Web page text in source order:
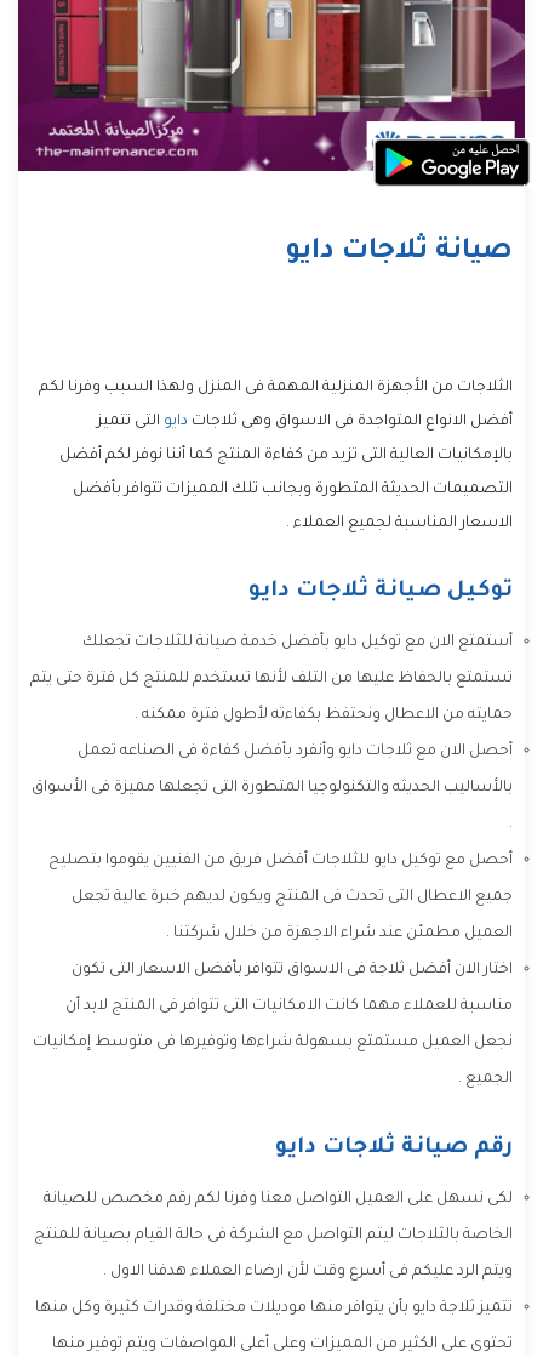
صيانة ثلاجات دايو
الثلاجات من الأجهزة المنزلية المهمة فى المنزل ولهذا السبب وفرنا لكم
أفضل الانواع المتواجدة فى الاسواق وهى ثلاجات دايو التى تتميز
بالإمكانيات العالية التى تزيد من كفاءة المنتج كما أننا نوفر لكم أفضل
التصميمات الحديثة المتطورة وبجانب تلك المميزات تتوافر بأفضل
الاسعار المناسبة لجميع العملاء .
توكيل صيانة ثلاجات دايو
أستمتع الان مع توكيل دايو بأفضل خدمة صيانة للثلاجات تجعلك
تستمتع بالحفاظ عليها من التلف لأنها تستخدم للمنتج كل فترة حتى يتم
حمايته من الاعطال ونحتفظ بكفاءته لأطول فترة ممكنه .
أحصل الان مع ثلاجات دايو وأنفرد بأفضل كفاءة فى الصناعه تعمل
بالأساليب الحديثه والتكنولوجيا المتطورة التى تجعلها مميزة فى الأسواق
.
أحصل مع توكيل دايو للثلاجات أفضل فريق من الفنيين يقوموا بتصليح
جميع الاعطال التى تحدث فى المنتج ويكون لديهم خبرة عالية تجعل
العميل مطمئن عند شراء الاجهزة من خلال شركتنا .
اختار الان أفضل ثلاجة فى الاسواق تتوافر بأفضل الاسعار التى تكون
مناسبة للعملاء مهما كانت الامكانيات التى تتوافر فى المنتج لابد أن
نجعل العميل مستمتع بسهولة شراءها وتوفيرها فى متوسط إمكانيات
الجميع .
رقم صيانة ثلاجات دايو
لكى نسهل على العميل التواصل معنا وفرنا لكم رقم مخصص للصيانة
الخاصة بالثلاجات ليتم التواصل مع الشركة فى حالة القيام بصيانة للمنتج
ويتم الرد عليكم فى أسرع وقت لأن ارضاء العملاء هدفنا الاول .
تتميز ثلاجة دايو بأن يتوافر منها موديلات مختلفة وقدرات كثيرة وكل منها
تحتوى على الكثير من المميزات وعلى أعلى المواصفات ويتم توفير منها